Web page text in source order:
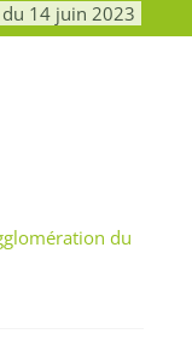
14 juin 2023
du